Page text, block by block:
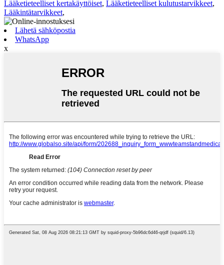
Lääketieteelliset kertakäyttöiset, Lääketieteelliset kulutustarvikkeet,
Lääkintätarvikkeet,
Lähetä sähköpostia
WhatsApp
x